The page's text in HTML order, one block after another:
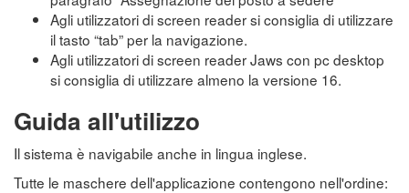
Agli utilizzatori di screen reader si consiglia di utilizzare
il tasto “tab” per la navigazione.
Agli utilizzatori di screen reader Jaws con pc desktop
si consiglia di utilizzare almeno la versione 16.
Guida all'utilizzo
Il sistema è navigabile anche in lingua inglese.
Tutte le maschere dell'applicazione contengono nell'ordine: